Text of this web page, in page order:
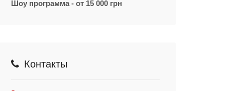
Шоу программа - от 15 000 грн
Контакты